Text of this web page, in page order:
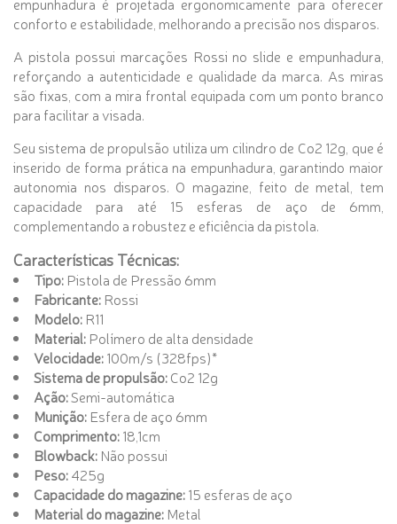
conforto e estabilidade, melhorando a precisão nos disparos.
A pistola possui marcações Rossi no slide e empunhadura,
reforçando a autenticidade e qualidade da marca. As miras
são fixas, com a mira frontal equipada com um ponto branco
para facilitar a visada.
Seu sistema de propulsão utiliza um cilindro de Co2 12g, que é
inserido de forma prática na empunhadura, garantindo maior
autonomia nos disparos. O magazine, feito de metal, tem
capacidade para até 15 esferas de aço de 6mm,
complementando a robustez e eficiência da pistola.
Características Técnicas:
Tipo: Pistola de Pressão 6mm
Fabricante: Rossi
Modelo: R11
Material: Polímero de alta densidade
Velocidade:100m/s (328fps)*
Sistema de propulsão:Co2 12g
Ação:Semi-automática
Munição: Esfera de aço 6mm
Comprimento:18,1cm
Blowback: Não possui
Peso:425g
Capacidade do magazine:15 esferas de aço
Material do magazine: Metal